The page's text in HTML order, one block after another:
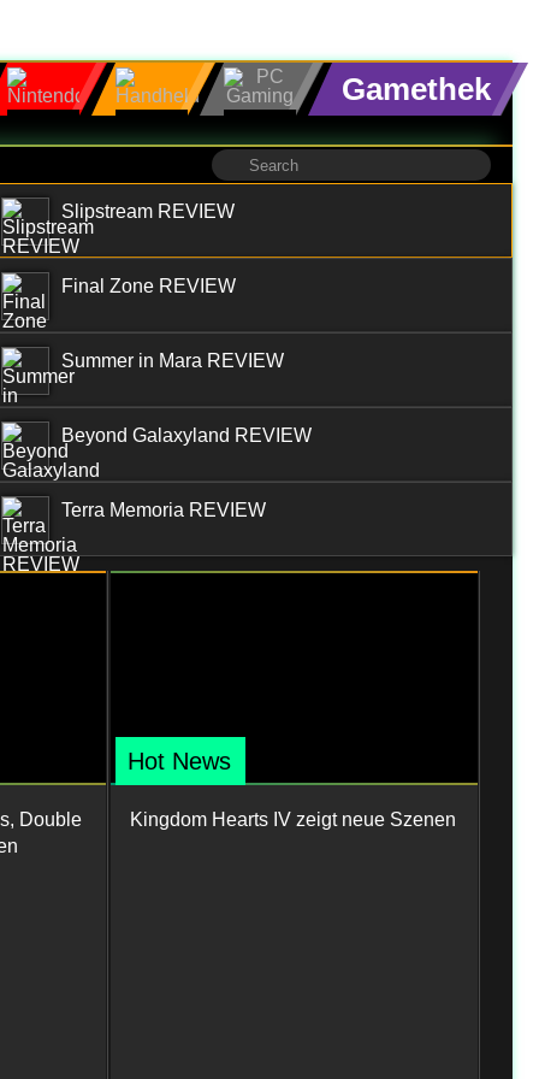
Gamethek
Slipstream REVIEW
Final Zone REVIEW
Summer in Mara REVIEW
Beyond Galaxyland REVIEW
Terra Memoria REVIEW
Double
Hot News
Kingdom Hearts IV zeigt neue Szenen